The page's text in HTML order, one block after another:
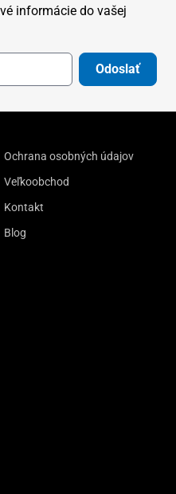
informácie do vašej
Odoslať
Ochrana osobných údajov
Veľkoobchod
Kontakt
Blog